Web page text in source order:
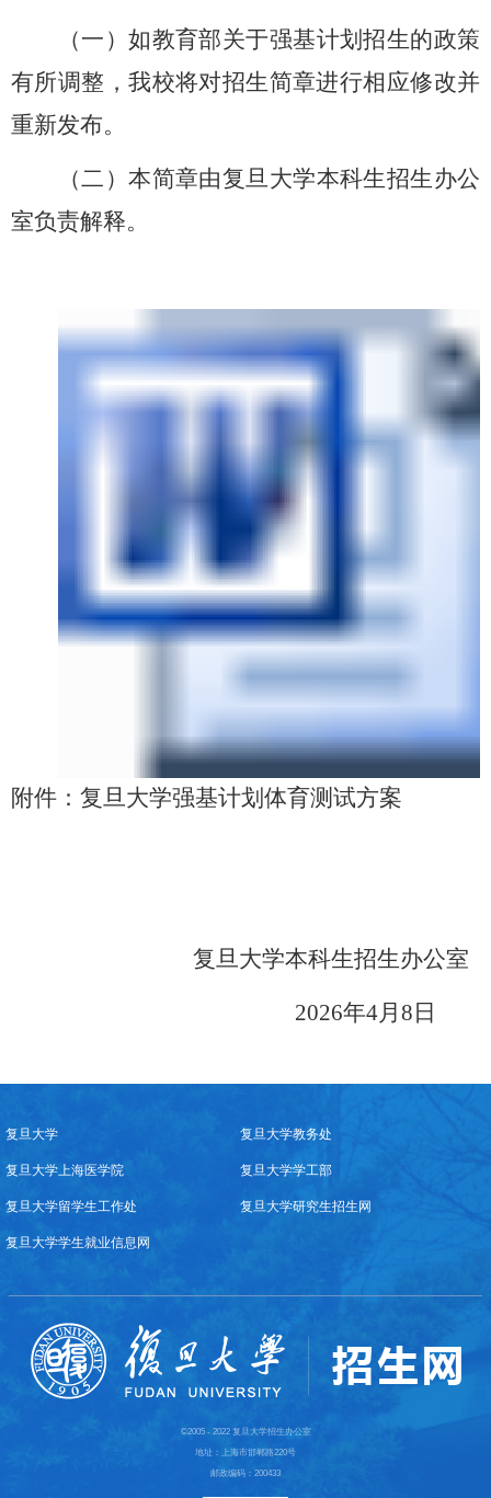
（一）如教育部关于强基计划招生的政策
有所调整，我校将对招生简章进行相应修改并
重新发布。
（二）本简章由复旦大学本科生招生办公
室负责解释。
附件：复旦大学强基计划体育测试方案
复旦大学本科生招生办公室
2026年4月 8 日
复旦大学 复旦大学教务处
复旦大学上海医学院 复旦大学学工部
复旦大学留学生工作处 复旦大学研究生招生网
复旦大学学生就业信息网
©2005 - 2022 复旦大学招生办公室
地址：上海市邯郸路220号
邮政编码：200433